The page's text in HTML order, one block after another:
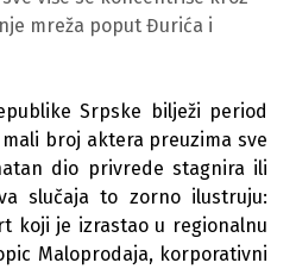
mreža poput Đurića i
Srpske bilježi period
broj aktera preuzima sve
dio privrede stagnira ili
slučaja to zorno ilustruju:
koji je izrastao u regionalnu
Maloprodaja, korporativni